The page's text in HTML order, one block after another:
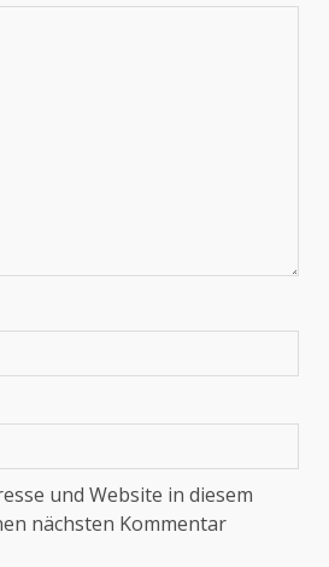
und Website in diesem
nächsten Kommentar